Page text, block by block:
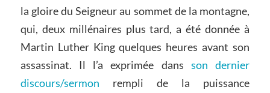
la gloire du Seigneur au sommet de la montagne,
qui, deux millénaires plus tard, a été donnée à
Martin Luther King quelques heures avant son
assassinat. Il l’a exprimée dansson dernier
discours/sermon rempli de la puissance